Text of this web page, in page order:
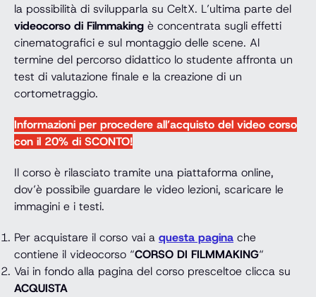
la possibilità di svilupparla su CeltX. L’ultima parte del
videocorso di Filmmaking è concentrata sugli effetti
cinematografici e sul montaggio delle scene. Al
termine del percorso didattico lo studente affronta un
test di valutazione finale e la creazione di un
cortometraggio.
Informazioni per procedere all’acquisto del video corso
con il 20% di SCONTO!
Il corso è rilasciato tramite una piattaforma online,
dov’è possibile guardare le video lezioni, scaricare le
immagini e i testi.
Per acquistare il corso vai a questa pagina che
contiene il videocorso “CORSO DI FILMMAKING“
Vai in fondo alla pagina del corso presceltoe clicca su
ACQUISTA